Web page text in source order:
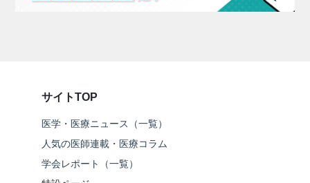
サイトTOP
医学・医療ニュース（一覧）
人気の医師連載・医療コラム
学会レポート（一覧）